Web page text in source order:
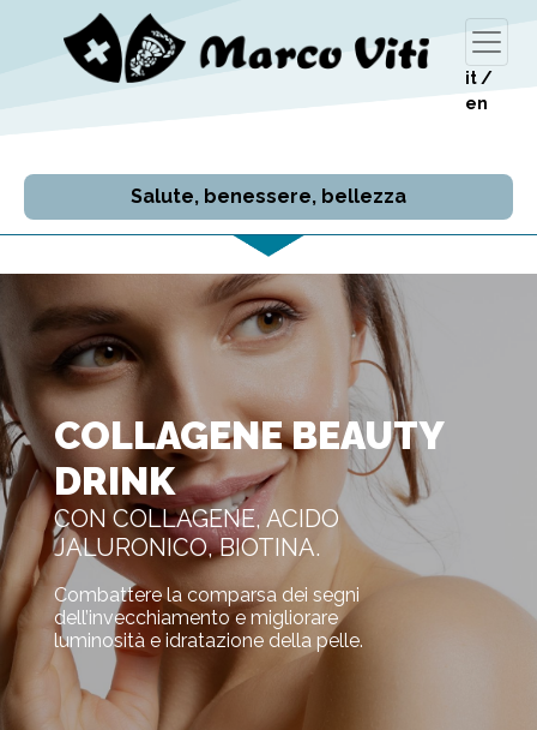
it /
en
Salute, benessere, bellezza
COLLAGENE BEAUTY
DRINK
CON COLLAGENE, ACIDO
JALURONICO, BIOTINA.
Combattere la comparsa dei segni
dell’invecchiamento e migliorare
luminosità e idratazione della pelle.